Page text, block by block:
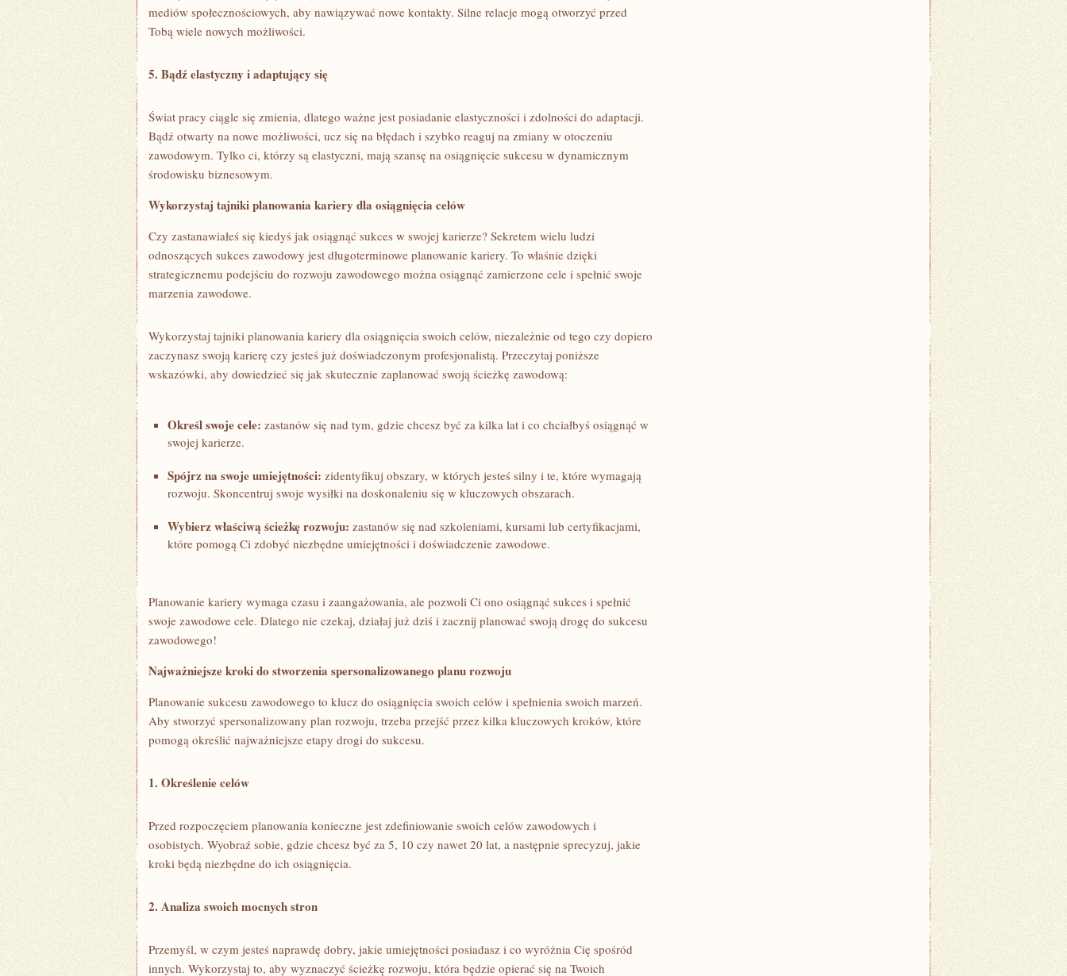
mediów społecznościowych, ​aby nawiązywać nowe kontakty.⁣ Silne relacje‌ mogą⁢ otworzyć przed
Tobą wiele ‌nowych możliwości.
5.⁣ Bądź elastyczny i adaptujący ⁤się
Świat pracy ciągle się ⁢zmienia, ​dlatego ważne jest posiadanie elastyczności i zdolności do adaptacji.
Bądź otwarty ‌na nowe‍ możliwości, ‍ucz ⁤się na ⁤błędach i⁤ szybko⁤ reaguj na zmiany w otoczeniu
⁤zawodowym. Tylko ci, którzy są ‌elastyczni,⁣ mają ⁢szansę na osiągnięcie‍ sukcesu w dynamicznym
środowisku‌ biznesowym.
Wykorzystaj ⁤tajniki ⁤planowania kariery dla osiągnięcia celów
Czy zastanawiałeś się kiedyś jak osiągnąć‌ sukces w swojej​ karierze? ‌Sekretem wielu ludzi
odnoszących sukces zawodowy⁤ jest ​długoterminowe planowanie kariery. ⁣To⁤ właśnie‌ dzięki
strategicznemu podejściu⁤ do rozwoju zawodowego można osiągnąć zamierzone cele i spełnić swoje
marzenia zawodowe.
Wykorzystaj tajniki planowania ‌kariery dla ⁢osiągnięcia swoich celów, niezależnie od tego czy dopiero
zaczynasz swoją karierę czy⁤ jesteś już doświadczonym profesjonalistą. Przeczytaj poniższe
wskazówki, aby dowiedzieć‍ się jak skutecznie zaplanować swoją ścieżkę zawodową:
Określ swoje ⁣cele: zastanów⁣ się nad tym, gdzie chcesz być za kilka ‌lat i co chciałbyś osiągnąć w
swojej‌ karierze.
Spójrz na swoje umiejętności: ‍zidentyfikuj ⁤obszary, ⁣w ⁤których‍ jesteś silny‍ i te,​ które wymagają
rozwoju.‌ Skoncentruj swoje ‍wysiłki na‍ doskonaleniu ​się w‍ kluczowych ‍obszarach.
Wybierz ‌właściwą ⁢ścieżkę ⁢rozwoju: zastanów się nad szkoleniami, kursami lub certyfikacjami,
które pomogą Ci zdobyć niezbędne ⁤umiejętności i​ doświadczenie zawodowe.
Planowanie kariery wymaga ‌czasu i zaangażowania, ale pozwoli Ci ‌ono‍ osiągnąć sukces ⁤i ‍spełnić
swoje zawodowe‌ cele. Dlatego ‍nie czekaj, działaj​ już dziś i⁣ zacznij planować⁢ swoją drogę do ‌sukcesu⁣
zawodowego!
Najważniejsze kroki⁣ do stworzenia spersonalizowanego planu rozwoju
Planowanie sukcesu zawodowego to klucz do ⁢osiągnięcia swoich ⁢celów i ​spełnienia swoich ‍marzeń.
Aby​ stworzyć spersonalizowany plan ⁤rozwoju, trzeba przejść przez‌ kilka kluczowych⁢ kroków, ⁣które
pomogą⁣ określić najważniejsze etapy drogi⁣ do sukcesu.
1. Określenie celów
Przed rozpoczęciem planowania ⁢konieczne jest ⁤zdefiniowanie ⁣swoich ‍celów zawodowych i
osobistych.‌ Wyobraź sobie, gdzie chcesz być za ​5,‍ 10 czy nawet ‌20 lat, a⁤ następnie sprecyzuj, jakie⁢
kroki będą niezbędne do ich osiągnięcia.
2. Analiza swoich mocnych stron
Przemyśl, w czym jesteś naprawdę dobry,‍ jakie umiejętności posiadasz i‌ co ‍wyróżnia Cię spośród
‍innych. Wykorzystaj to,‍ aby⁢ wyznaczyć ​ścieżkę rozwoju, która będzie opierać się na Twoich